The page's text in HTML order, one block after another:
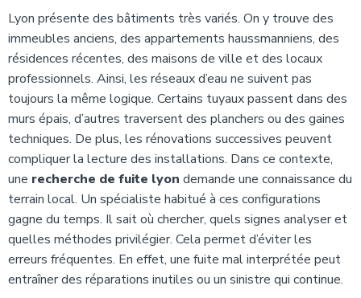
Lyon présente des bâtiments très variés. On y trouve des
immeubles anciens, des appartements haussmanniens, des
résidences récentes, des maisons de ville et des locaux
professionnels. Ainsi, les réseaux d’eau ne suivent pas
toujours la même logique. Certains tuyaux passent dans des
murs épais, d’autres traversent des planchers ou des gaines
techniques. De plus, les rénovations successives peuvent
compliquer la lecture des installations. Dans ce contexte,
une recherche de fuite lyon demande une connaissance du
terrain local. Un spécialiste habitué à ces configurations
gagne du temps. Il sait où chercher, quels signes analyser et
quelles méthodes privilégier. Cela permet d’éviter les
erreurs fréquentes. En effet, une fuite mal interprétée peut
entraîner des réparations inutiles ou un sinistre qui continue.